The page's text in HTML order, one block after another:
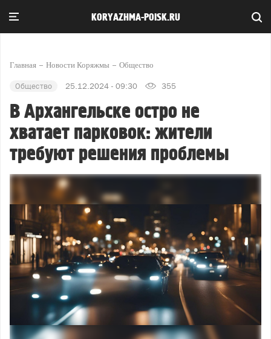
KORYAZHMA-POISK.RU
Главная Новости Коряжмы Общество
Общество 25.12.2024 - 09:30 355
В Архангельске остро не
хватает парковок: жители
требуют решения проблемы